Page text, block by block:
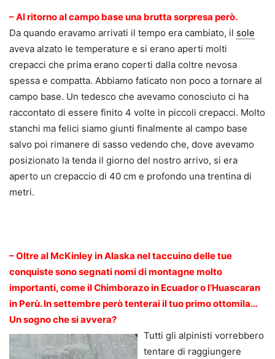
– Al ritorno al campo base una brutta sorpresa però.
Da quando eravamo arrivati il tempo era cambiato, il sole
aveva alzato le temperature e si erano aperti molti
crepacci che prima erano coperti dalla coltre nevosa
spessa e compatta. Abbiamo faticato non poco a tornare al
campo base. Un tedesco che avevamo conosciuto ci ha
raccontato di essere finito 4 volte in piccoli crepacci. Molto
stanchi ma felici siamo giunti finalmente al campo base
salvo poi rimanere di sasso vedendo che, dove avevamo
posizionato la tenda il giorno del nostro arrivo, si era
aperto un crepaccio di 40 cm e profondo una trentina di
metri.
– Oltre al McKinley in Alaska nel taccuino delle tue
conquiste sono segnati nomi di montagne molto
importanti, come il Chimborazo in Ecuador o l’Huascaran
in Perù. In settembre però tenterai il tuo primo ottomila…
Un sogno che si avvera?
Tutti gli alpinisti vorrebbero
tentare di raggiungere